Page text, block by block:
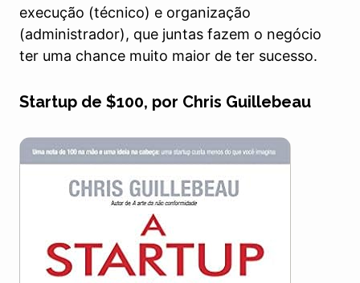
execução (técnico) e organização
(administrador), que juntas fazem o negócio
ter uma chance muito maior de ter sucesso.
Startup de $100, por Chris Guillebeau